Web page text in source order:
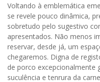
Voltando à emblemática
se revele pouco dinâmica,
sobretudo pelo sugestivo
apresentados. Não menos
reservar, desde já, um
chegaremos. Digna de
de porco excepcionalmente
suculência e tenrura da